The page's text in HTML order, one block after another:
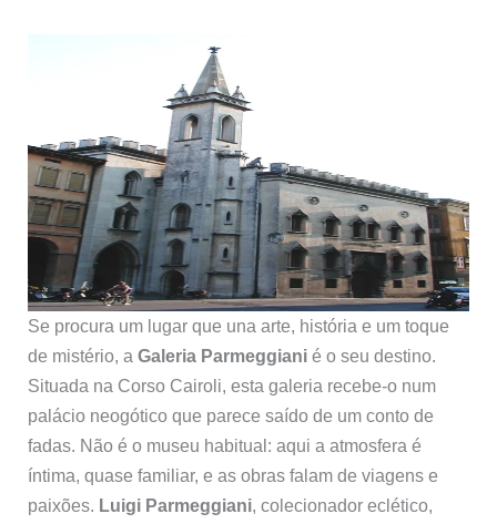
Se procura um lugar que una arte, história e um toque
de mistério, a Galeria Parmeggianié o seu destino.
Situada na Corso Cairoli, esta galeria recebe-o num
palácio neogótico que parece saído de um conto de
fadas. Não é o museu habitual: aqui a atmosfera é
íntima, quase familiar, e as obras falam de viagens e
paixões. Luigi Parmeggiani, colecionador eclético,